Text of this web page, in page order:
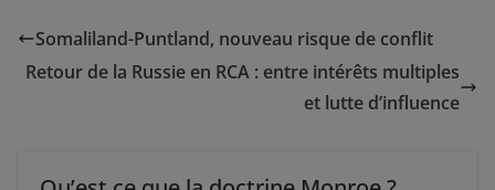
Somaliland-Puntland, nouveau risque de conflit
Retour de la Russie en RCA : entre intérêts multiples
et lutte d’influence